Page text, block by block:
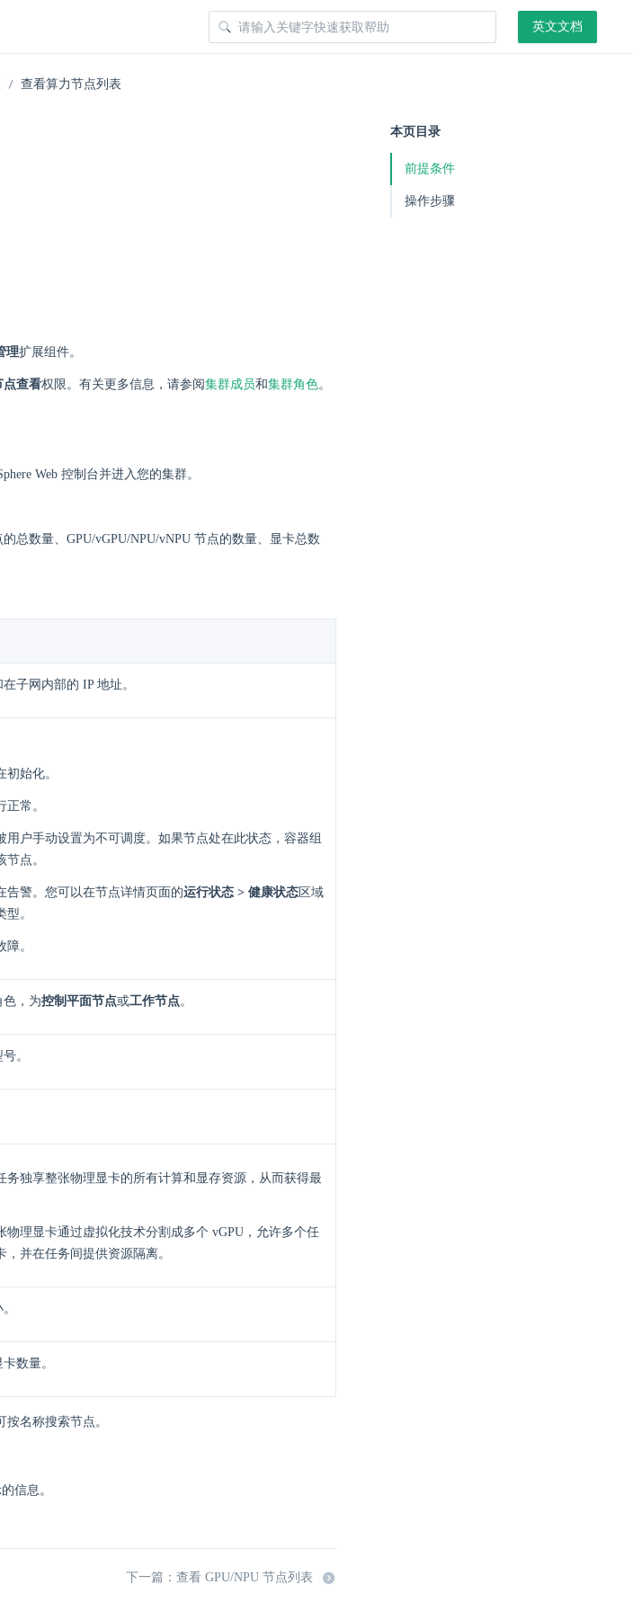
英文文档
查看算力节点列表
理扩展组件。
点查看权限。有关更多信息，请参阅集群成员和集群角色。
Web 控制台并进入您的集群。
总数量、GPU/vGPU/NPU/vNPU 节点的数量、显卡总数
子网内部的 IP 地址。
初始化。
正常。
用户手动设置为不可调度。如果节点处在此状态，容器组
点。
告警。您可以在节点详情页面的运行状态 > 健康状态 区域
。
障。
色，为控制平面节点或工作节点。
。
务独享整张物理显卡的所有计算和显存资源，从而获得最
物理显卡通过虚拟化技术分割成多个 vGPU，允许多个任
，并在任务间提供资源隔离。
数量。
名称搜索节点。
信息。
下一篇：查看 GPU/NPU 节点列表
本页目录
前提条件
操作步骤